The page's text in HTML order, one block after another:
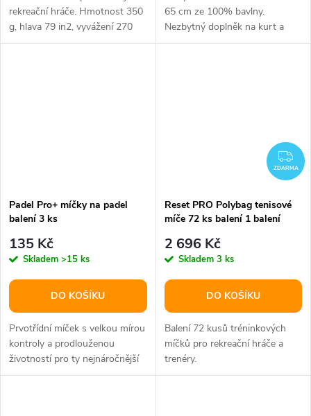
rekreační hráče. Hmotnost 350
g, hlava 79 in2, vyvážení 270
mm.
65 cm ze 100% bavlny.
Nezbytný doplněk na kurt a
sport obecně.
Padel Pro+ míčky na padel
balení 3 ks
135 Kč
Skladem >15 ks
DO KOŠÍKU
Prvotřídní míček s velkou mírou
kontroly a prodlouženou
životností pro ty nejnáročnější
hráče padelu.
ZDARMA
Reset PRO Polybag tenisové
míče 72 ks balení 1 balení
2 696 Kč
Skladem 3 ks
DO KOŠÍKU
Balení 72 kusů tréninkových
míčků pro rekreační hráče a
trenéry.